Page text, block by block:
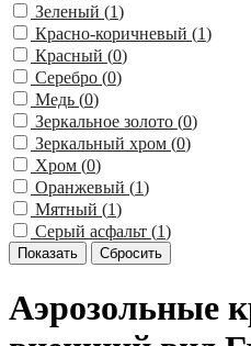
Зеленый (1)
Красно-коричневый (1)
Красный (0)
Серебро (0)
Медь (0)
Зеркальное золото (0)
Зеркальный хром (0)
Хром (0)
Оранжевый (1)
Мятный (1)
Серый асфальт (1)
Аэрозольные